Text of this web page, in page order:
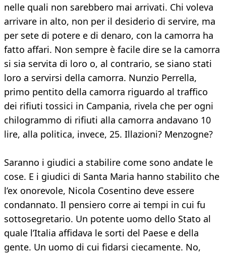
nelle quali non sarebbero mai arrivati. Chi voleva
arrivare in alto, non per il desiderio di servire, ma
per sete di potere e di denaro, con la camorra ha
fatto affari. Non sempre è facile dire se la camorra
si sia servita di loro o, al contrario, se siano stati
loro a servirsi della camorra. Nunzio Perrella,
primo pentito della camorra riguardo al traffico
dei rifiuti tossici in Campania, rivela che per ogni
chilogrammo di rifiuti alla camorra andavano 10
lire, alla politica, invece, 25. Illazioni? Menzogne?
Saranno i giudici a stabilire come sono andate le
cose. E i giudici di Santa Maria hanno stabilito che
l’ex onorevole, Nicola Cosentino deve essere
condannato. Il pensiero corre ai tempi in cui fu
sottosegretario. Un potente uomo dello Stato al
quale l’Italia affidava le sorti del Paese e della
gente. Un uomo di cui fidarsi ciecamente. No,